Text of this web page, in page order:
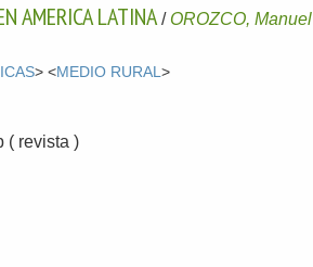
AMERICA LATINA / OROZCO, Manuel
> <MEDIO RURAL>
( revista )